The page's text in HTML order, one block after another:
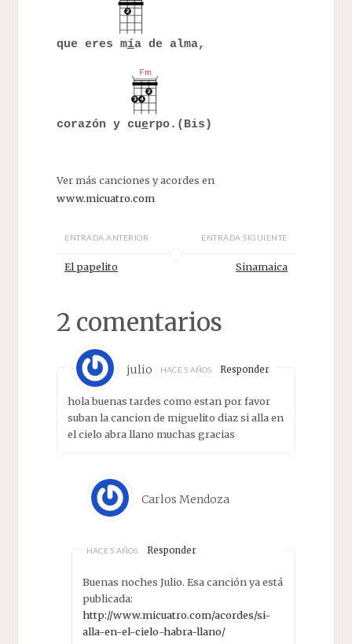
que eres mía de alma,
corazón y cuerpo.(Bis)
Ver más canciones y acordes en
www.micuatro.com
ENTRADA ANTERIOR
El papelito
ENTRADA SIGUIENTE
Sinamaica
2 comentarios
julio HACE 5 AÑOS Responder
hola buenas tardes como estan por favor
suban la cancion de miguelito diaz si alla en
el cielo abra llano muchas gracias
Carlos Mendoza
HACE 5 AÑOS Responder
Buenas noches Julio. Esa canción ya está
publicada:
http://www.micuatro.com/acordes/si-
alla-en-el-cielo-habra-llano/